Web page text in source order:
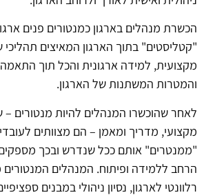
הכשרת מנהלים בארגון כמנטורים פנים
"קטליסטים" בתוך הארגון המאיצים תהליכי
מקצועית, למידה ארגונית והכל תוך
והמטרות המשתנות של הארגון.
לאחר שהוכשרו המנהלים להיות מנטורים
מקצועי, מדריך ומאמן – הם מצוותים
"ממנטרים" אותם ככל שנדרש ובכך מספקים
הרחב ללמידה ופיתוח. המנהלים המנטורים
רלוונטי לארגון, נסיון ניהולי במבנים